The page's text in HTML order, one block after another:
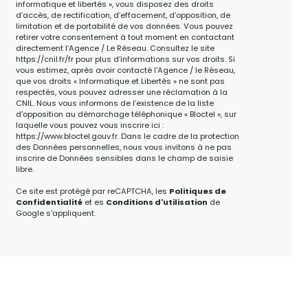
informatique et libertés », vous disposez des droits
d’accès, de rectification, d’effacement, d’opposition, de
limitation et de portabilité de vos données. Vous pouvez
retirer votre consentement à tout moment en contactant
directement l’Agence / Le Réseau. Consultez le site
https://cnil.fr/frpour plus d’informations sur vos droits. Si
vous estimez, après avoir contacté l'Agence / le Réseau,
que vos droits « Informatique et Libertés » ne sont pas
respectés, vous pouvez adresser une réclamation à la
CNIL. Nous vous informons de l’existence de la liste
d'opposition au démarchage téléphonique « Bloctel », sur
laquelle vous pouvez vous inscrire ici :
https://www.bloctel.gouv.fr. Dans le cadre de la protection
des Données personnelles, nous vous invitons à ne pas
inscrire de Données sensibles dans le champ de saisie
libre.
Ce site est protégé par reCAPTCHA, les Politiques de
Confidentialitéet es Conditions d'utilisation de
Google s'appliquent.